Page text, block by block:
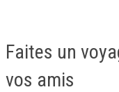
Faites un
vos amis